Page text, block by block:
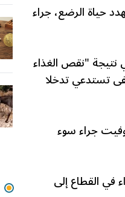
حياة الرضع، جراء
ابن أخيه توفي نتيجة "نقص الغذاء
تستدعي تدخلا
إن طفلته توفيت جراء سوء
في القطاع إلى